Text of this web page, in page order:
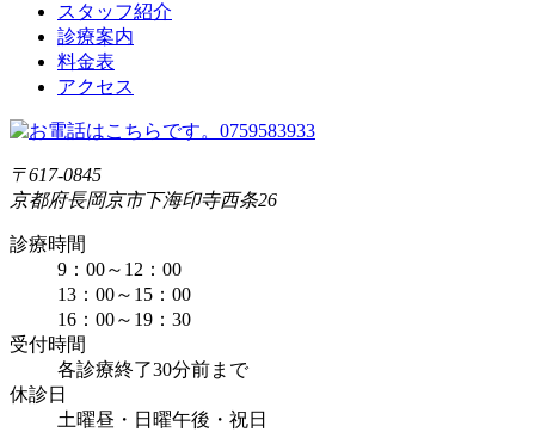
スタッフ紹介
診療案内
料金表
アクセス
〒617-0845
京都府長岡京市下海印寺西条26
診療時間
9：00～12：00
13：00～15：00
16：00～19：30
受付時間
各診療終了30分前まで
休診日
土曜昼・日曜午後・祝日